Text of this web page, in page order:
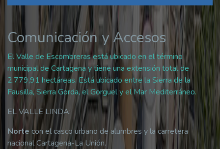
Comunicación y Accesos
El Valle de Escombreras está ubicado en el término
municipal de Cartagena y tiene una extensión total de
2.779,91 hectáreas. Está ubicado entre la Sierra de la
Fausilla, Sierra Gorda, el Gorguel y el Mar Mediterráneo.
EL VALLE LINDA:
Norte con el casco urbano de alumbres y la carretera
nacional Cartagena-La Unión.